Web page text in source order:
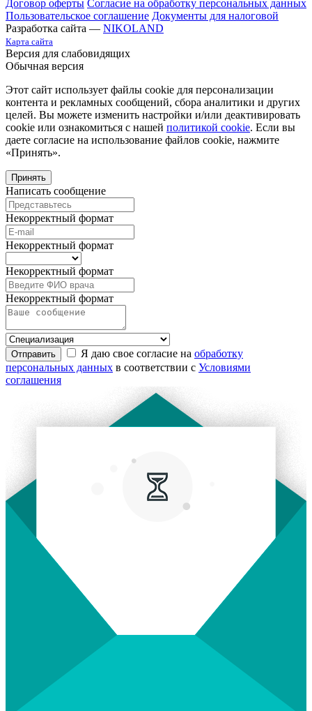
Договор оферты Согласие на обработку персональных данных
Пользовательское соглашение Документы для налоговой
Разработка сайта — NIKOLAND
Карта сайта
Версия для слабовидящих
Обычная версия
Этот сайт использует файлы cookie для персонализации
контента и рекламных сообщений, сбора аналитики и других
целей. Вы можете изменить настройки и/или деактивировать
cookie или ознакомиться с нашей политикой cookie. Если вы
даете согласие на использование файлов cookie, нажмите
«Принять».
Принять
Написать сообщение
Некорректный формат
Некорректный формат
Некорректный формат
Некорректный формат
Отправить Я даю свое согласие на обработку
персональных данных в соответствии с Условиями
соглашения